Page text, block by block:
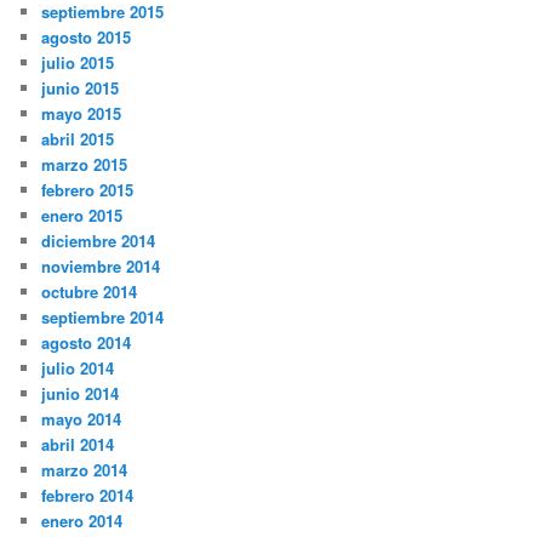
septiembre 2015
agosto 2015
julio 2015
junio 2015
mayo 2015
abril 2015
marzo 2015
febrero 2015
enero 2015
diciembre 2014
noviembre 2014
octubre 2014
septiembre 2014
agosto 2014
julio 2014
junio 2014
mayo 2014
abril 2014
marzo 2014
febrero 2014
enero 2014